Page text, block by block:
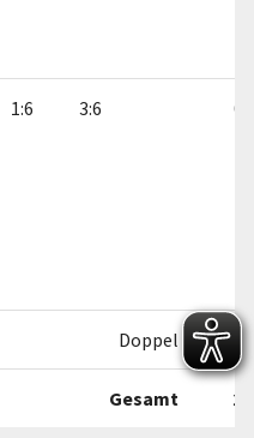
1:6 3:6
Doppel
Gesamt